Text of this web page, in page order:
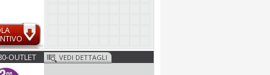
OUTLET VEDI DETTAGLI